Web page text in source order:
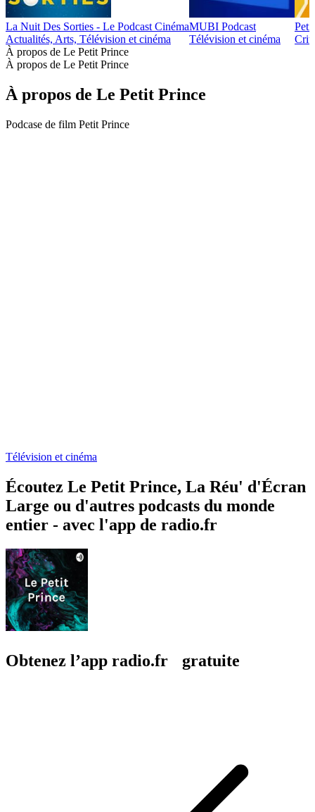
La Nuit Des Sorties - Le Podcast Cinéma
Actualités, Arts, Télévision et cinéma
MUBI Podcast
Télévision et cinéma
À propos de Le Petit Prince
À propos de Le Petit Prince
À propos de Le Petit Prince
Podcase de film Petit Prince
Télévision et cinéma
Écoutez Le Petit Prince, La Réu' d'Écran
Large ou d'autres podcasts du monde
entier - avec l'app de radio.fr
Obtenez l’app radio.fr gratuite